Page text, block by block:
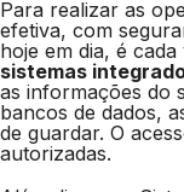
Para realizar as
efetiva, com
hoje em dia, é
sistemas
as informações do
bancos de dados,
de guardar. O
autorizadas.